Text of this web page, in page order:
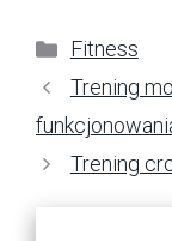
Kategorie
Fitness
Trening
Trening